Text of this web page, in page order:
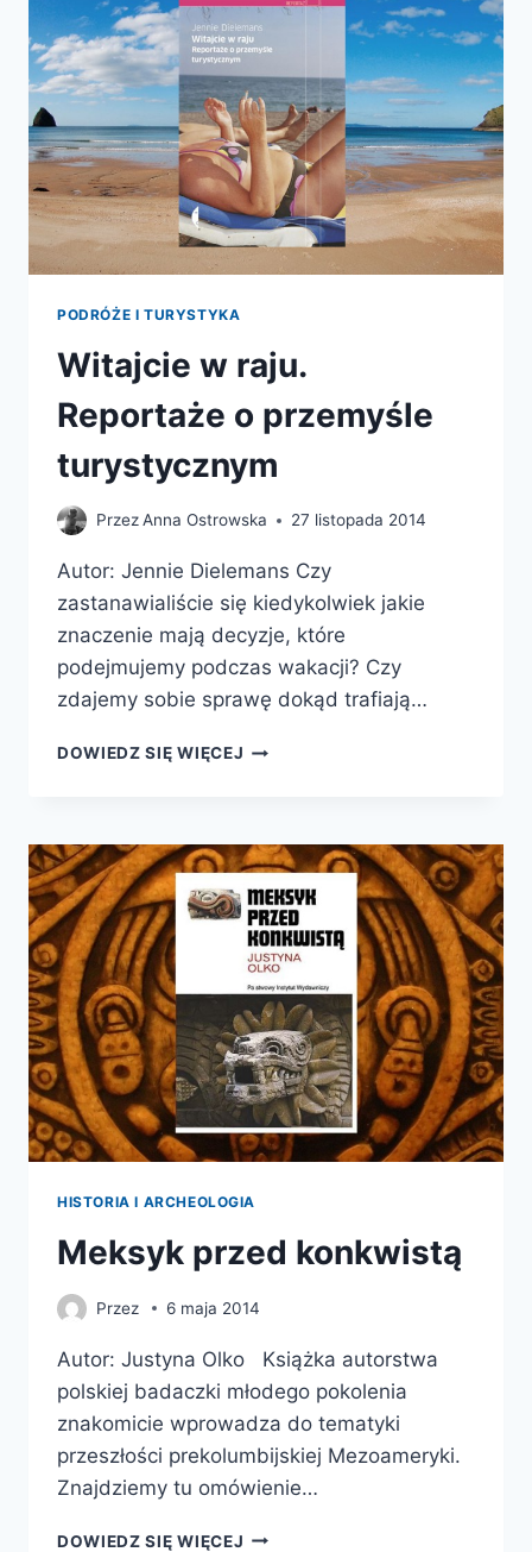
PODRÓŻE I TURYSTYKA
Witajcie w raju.
Reportaże o przemyśle
turystycznym
PrzezAnna Ostrowska 27 listopada 2014
Autor: Jennie Dielemans Czy
zastanawialiście się kiedykolwiek jakie
znaczenie mają decyzje, które
podejmujemy podczas wakacji? Czy
zdajemy sobie sprawę dokąd trafiają…
DOWIEDZ SIĘ WIĘCEJ WITAJCIE
O
PRZEMYŚLE
TURYSTYCZNYM
HISTORIA I ARCHEOLOGIA
Meksyk przed konkwistą
Przez 6 maja 2014
Autor: Justyna Olko Książka autorstwa
polskiej badaczki młodego pokolenia
znakomicie wprowadza do tematyki
przeszłości prekolumbijskiej Mezoameryki.
Znajdziemy tu omówienie…
DOWIEDZ SIĘ WIĘCEJ MEKSYK